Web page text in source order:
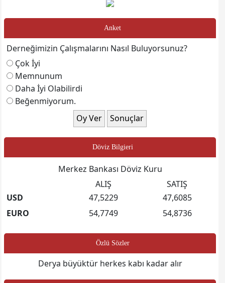
Anket
Derneğimizin Çalışmalarını Nasıl Buluyorsunuz?
Çok İyi
Memnunum
Daha İyi Olabilirdi
Beğenmiyorum.
Döviz Bilgieri
Merkez Bankası Döviz Kuru
ALIŞ
SATIŞ
USD
47,5229
47,6085
EURO
54,7749 54,8736
Özlü Sözler
Derya büyüktür herkes kabı kadar alır